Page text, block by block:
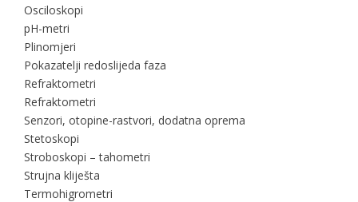
Osciloskopi
pH-metri
Plinomjeri
Pokazatelji redoslijeda faza
Refraktometri
Refraktometri
Senzori, otopine-rastvori, dodatna oprema
Stetoskopi
Stroboskopi – tahometri
Strujna kliješta
Termohigrometri